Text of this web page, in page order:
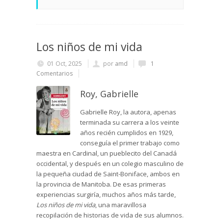
Los niños de mi vida
01 Oct, 2025 por amd
1
Comentarios
Roy, Gabrielle
Gabrielle Roy, la autora, apenas
terminada su carrera a los veinte
años recién cumplidos en 1929,
conseguía el primer trabajo como
maestra en Cardinal, un pueblecito del Canadá
occidental, y después en un colegio masculino de
la pequeña ciudad de Saint-Boniface, ambos en
la provincia de Manitoba. De esas primeras
experiencias surgiría, muchos años más tarde,
Los niños de mi vida, una maravillosa
recopilación de historias de vida de sus alumnos.